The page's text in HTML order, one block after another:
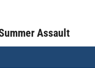
Assault